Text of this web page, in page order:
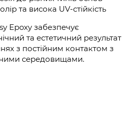
та висока UV-стійкість
Epoxy забезпечує
та естетичний результат
з постійним контактом з
середовищами.